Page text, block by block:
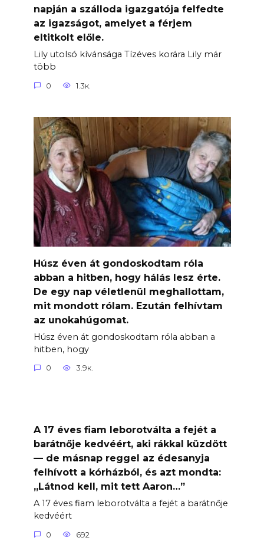
napján a szálloda igazgatója felfedte
az igazságot, amelyet a férjem
eltitkolt előle.
Lily utolsó kívánsága Tízéves korára Lily már
több
0 1.3к.
Húsz éven át gondoskodtam róla
abban a hitben, hogy hálás lesz érte.
De egy nap véletlenül meghallottam,
mit mondott rólam. Ezután felhívtam
az unokahúgomat.
Húsz éven át gondoskodtam róla abban a
hitben, hogy
0 3.9к.
A 17 éves fiam leborotválta a fejét a
barátnője kedvéért, aki rákkal küzdött
— de másnap reggel az édesanyja
felhívott a kórházból, és azt mondta:
„Látnod kell, mit tett Aaron…”
A 17 éves fiam leborotválta a fejét a barátnője
kedvéért
0 692